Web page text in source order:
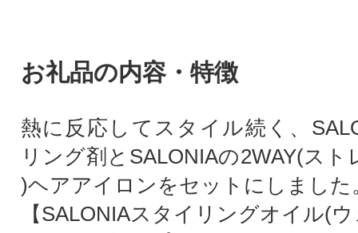
お礼品の内容・特徴
熱に反応してスタイル続く、
リング剤とSALONIAの2WAY(ス
)ヘアアイロンをセットにしました
【SALONIAスタイリングオイル(